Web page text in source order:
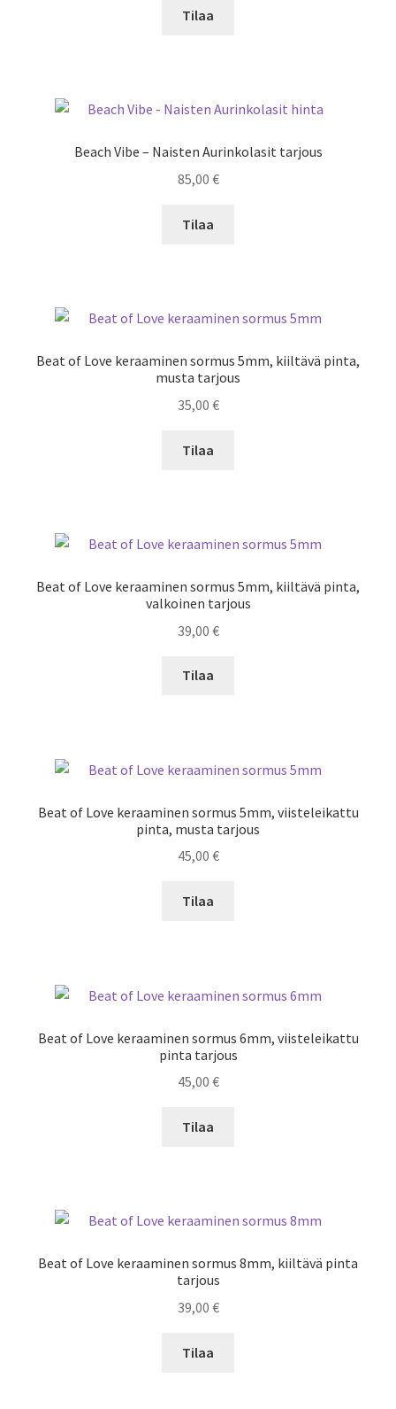
Tilaa
Beach Vibe – Naisten Aurinkolasit tarjous
85,00 €
Tilaa
Beat of Love keraaminen sormus 5mm, kiiltävä pinta,
musta tarjous
35,00 €
Tilaa
Beat of Love keraaminen sormus 5mm, kiiltävä pinta,
valkoinen tarjous
39,00 €
Tilaa
Beat of Love keraaminen sormus 5mm, viisteleikattu
pinta, musta tarjous
45,00 €
Tilaa
Beat of Love keraaminen sormus 6mm, viisteleikattu
pinta tarjous
45,00 €
Tilaa
Beat of Love keraaminen sormus 8mm, kiiltävä pinta
tarjous
39,00 €
Tilaa